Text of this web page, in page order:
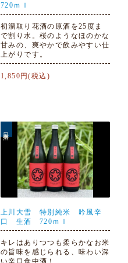
720ｍｌ
初溜取り花酒の原酒を25度ま
で割り水。桜のようなほのかな
甘みの、爽やかで飲みやすい仕
上がりです。
1,850円(税込)
上川大雪 特別純米 吟風辛
口 生酒 720ｍｌ
キレはありつつも柔らかなお米
の旨味を感じられる、味わい深
い辛口食中酒！